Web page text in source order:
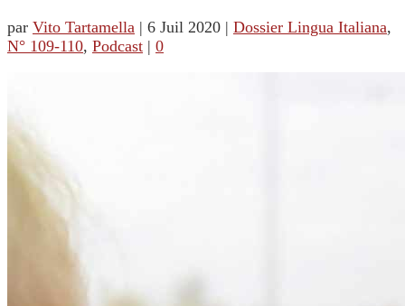
par Vito Tartamella | 6 Juil 2020 | Dossier Lingua Italiana,
N° 109-110, Podcast | 0